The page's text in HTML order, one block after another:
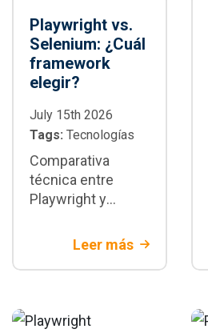
Playwright vs.
Selenium: ¿Cuál
framework
elegir?
July 15th 2026
Tags: Tecnologías
Comparativa
técnica entre
Playwright y
diferencias
velocidad,
escenarios donde
Leer más